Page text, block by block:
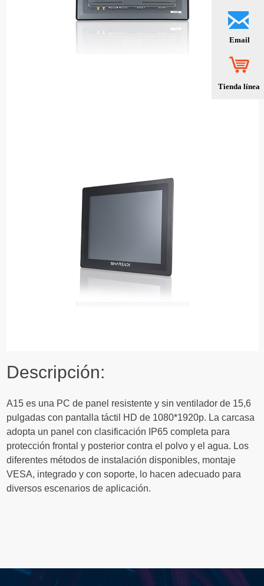
Descripción:
A15 es una PC de panel resistente y sin ventilador de 15,6
pulgadas con pantalla táctil HD de 1080*1920p. La carcasa
adopta un panel con clasificación IP65 completa para
protección frontal y posterior contra el polvo y el agua. Los
diferentes métodos de instalación disponibles, montaje
VESA, integrado y con soporte, lo hacen adecuado para
diversos escenarios de aplicación.
Email
Tienda línea